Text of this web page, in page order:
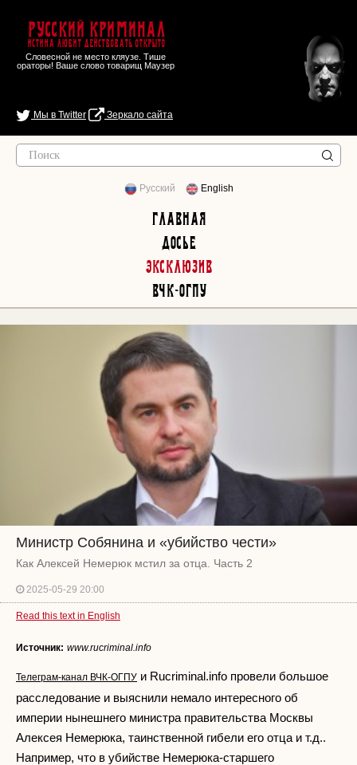
Русский Криминал
Истина любит действовать открыто
Словесной не место кляузе. Тише
ораторы! Ваше слово товарищ Маузер
Мы в Twitter Зеркало сайта
Русский English
Главная
Досье
Эксклюзив
ВЧК-ОГПУ
Министр Собянина и «убийство чести»
Как Алексей Немерюк мстил за отца. Часть 2
2025-05-29 20:00
Read this text in English
Источник: www.rucriminal.info
Телеграм-канал ВЧК-ОГПУ и Rucriminal.info провели большое
расследование и выяснили немало интересного об
империи нынешнего министра правительства Москвы
Алексея Немерюка, таинственной гибели его отца и т.д..
Например, что в убийстве Немерюка-старшего